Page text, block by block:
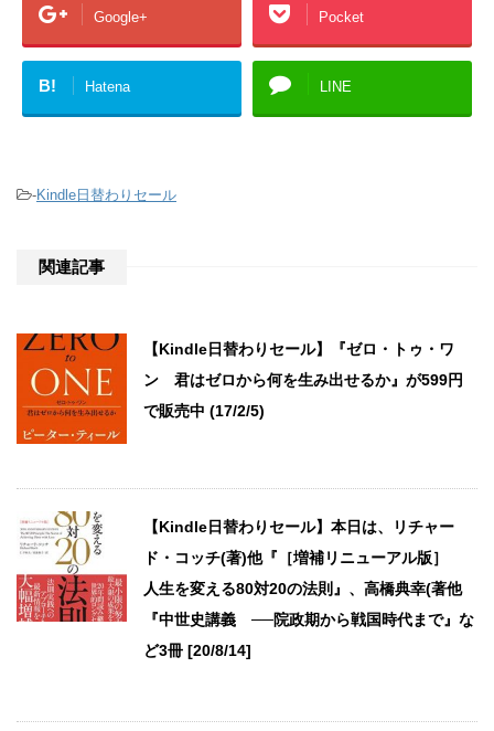
Google+ Pocket
B! Hatena LINE
-Kindle日替わりセール
関連記事
【Kindle日替わりセール】『ゼロ・トゥ・ワ
ン 君はゼロから何を生み出せるか』が599円
で販売中 (17/2/5)
【Kindle日替わりセール】本日は、リチャー
ド・コッチ(著)他『［増補リニューアル版］
人生を変える80対20の法則』、高橋典幸(著他
『中世史講義 ──院政期から戦国時代まで』な
ど3冊 [20/8/14]